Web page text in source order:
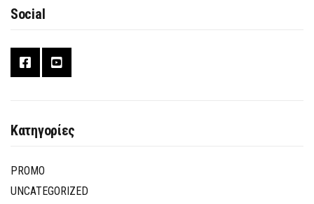
Social
Κατηγορίες
PROMO
UNCATEGORIZED